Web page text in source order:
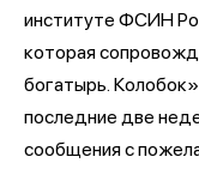
институте ФСИН
которая
богатырь.
последние две
сообщения с